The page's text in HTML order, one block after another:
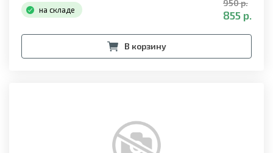
на складе
950 р.
855 р.
В корзину